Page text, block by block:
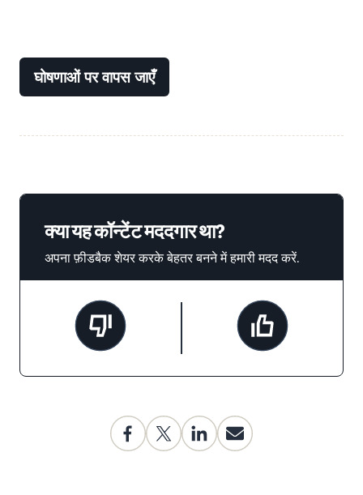
घोषणाओं पर वापस जाएँ
क्या यह कॉन्टेंट मददगार था?
अपना फ़ीडबैक शेयर करके बेहतर बनने में हमारी मदद करें.